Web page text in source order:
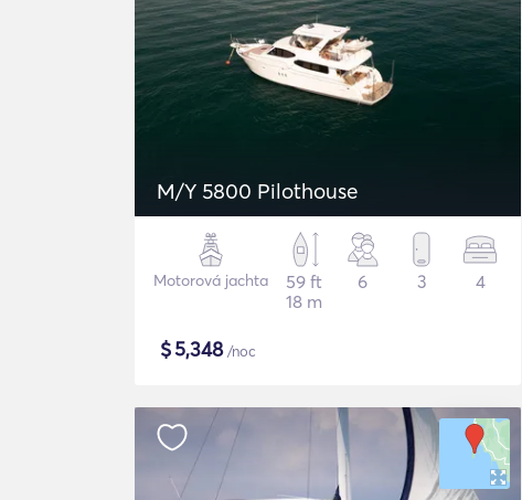
M/Y 5800 Pilothouse
Motorová jachta
59 ft
18 m
6 3 4
$5,348/noc